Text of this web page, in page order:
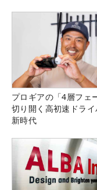
プロギアの「4層フェ
切り開く高初速ドラ
新時代